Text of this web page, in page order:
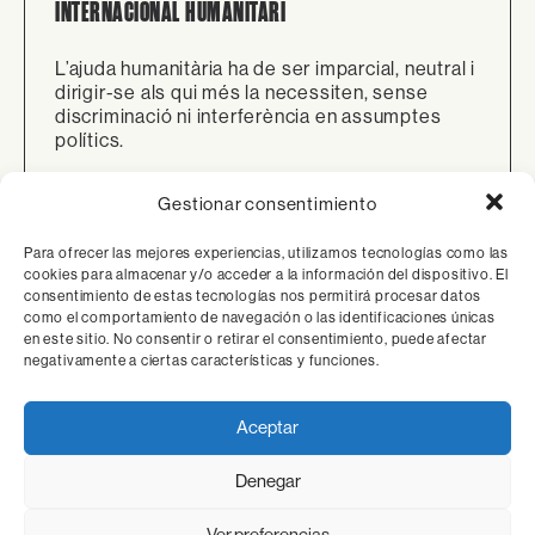
Gestionar consentimiento
Para ofrecer las mejores experiencias, utilizamos tecnologías como las
cookies para almacenar y/o acceder a la información del dispositivo. El
consentimiento de estas tecnologías nos permitirá procesar datos
como el comportamiento de navegación o las identificaciones únicas
en este sitio. No consentir o retirar el consentimiento, puede afectar
negativamente a ciertas características y funciones.
Aceptar
Denegar
INTERNACIONAL HUMANITARI
L’ajuda humanitària ha de ser imparcial, neutral i
dirigir-se als qui més la necessiten, sense
discriminació ni interferència en assumptes
polítics.
SEGURETAT DEL PERSONAL HUMANITARI